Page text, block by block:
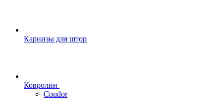
Карнизы для штор
Ковролин
Condor